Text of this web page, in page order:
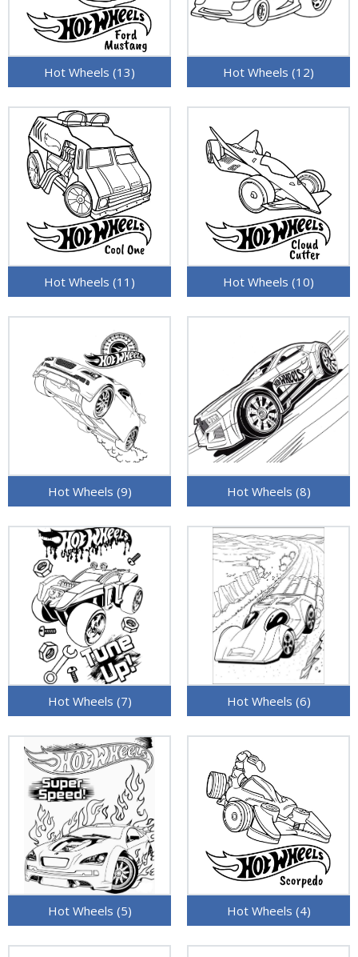
Hot Wheels (13) Hot Wheels (12)
Hot Wheels (11) Hot Wheels (10)
Hot Wheels (9) Hot Wheels (8)
Hot Wheels (7) Hot Wheels (6)
Hot Wheels (5) Hot Wheels (4)